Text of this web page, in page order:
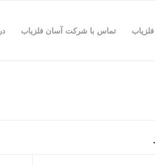
تماس با شرکت آسان فلزیاب